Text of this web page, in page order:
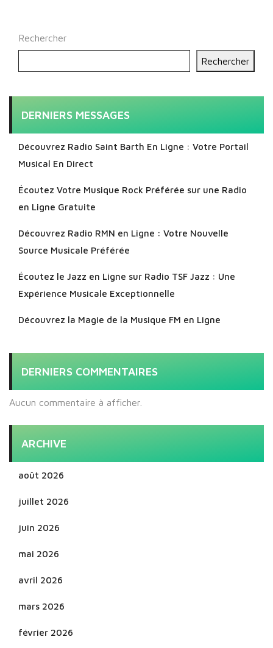
Rechercher
Rechercher
DERNIERS MESSAGES
Découvrez Radio Saint Barth En Ligne : Votre Portail
Musical En Direct
Écoutez Votre Musique Rock Préférée sur une Radio
en Ligne Gratuite
Découvrez Radio RMN en Ligne : Votre Nouvelle
Source Musicale Préférée
Écoutez le Jazz en Ligne sur Radio TSF Jazz : Une
Expérience Musicale Exceptionnelle
Découvrez la Magie de la Musique FM en Ligne
DERNIERS COMMENTAIRES
Aucun commentaire à afficher.
ARCHIVE
août 2026
juillet 2026
juin 2026
mai 2026
avril 2026
mars 2026
février 2026